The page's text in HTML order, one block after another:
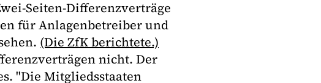
Seiten-Differenzverträge
für Anlagenbetreiber und
(Die ZfK berichtete.)
nicht. Der
"Die Mitgliedsstaaten